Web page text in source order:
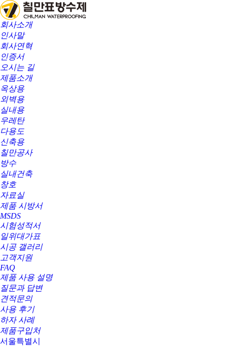
회사소개
인사말
회사연혁
인증서
오시는 길
제품소개
옥상용
외벽용
실내용
우레탄
다용도
신축용
칠만공사
방수
실내건축
창호
자료실
제품 시방서
MSDS
시험성적서
일위대가표
시공 갤러리
고객지원
FAQ
제품 사용 설명
질문과 답변
견적문의
사용 후기
하자 사례
제품구입처
서울특별시